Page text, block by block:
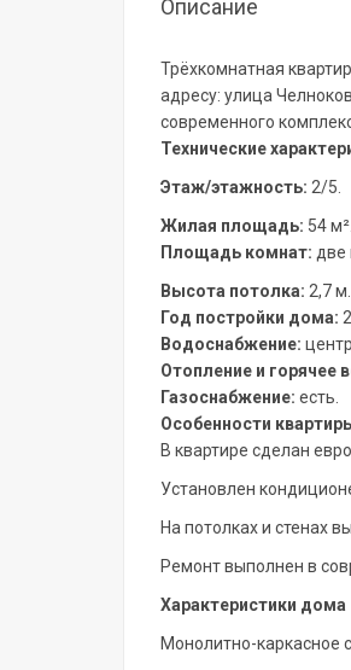
Описание
Трёхкомнатная
адресу: улица
современного
Технические
Этаж/этажность: 2/5.
Жилая площадь: 54 м².
Площадь комнат: две
Высота потолка: 2,7 м.
Год постройки дома:
Водоснабжение:
Отопление и горячее
Газоснабжение: есть.
Особенности
В квартире сделан
Установлен
На потолках и стенах
Ремонт выполнен в
Характеристики дома
Монолитно-каркасное